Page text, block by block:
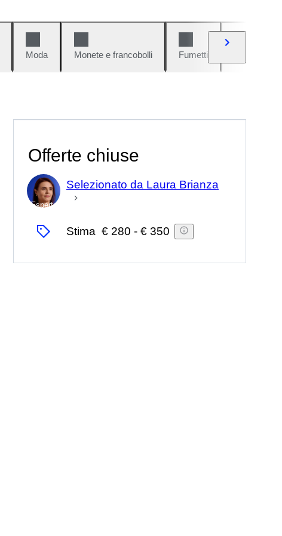
Moda Monete e francobolli Fumetti
Offerte chiuse
Esperto
Selezionato da Laura Brianza
Stima € 280 - € 350